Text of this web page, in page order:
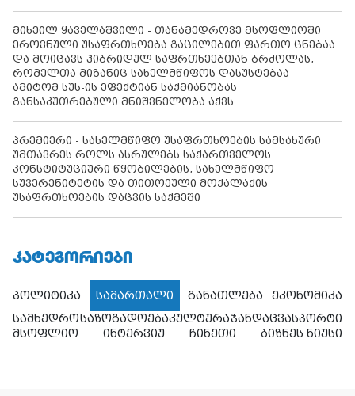
მიხეილ ყაველაშვილი - თანამედროვე მსოფლიოში
ეროვნული უსაფრთხოება გაცილებით ფართო ცნებაა
და მოიცავს ჰიბრიდულ საფრთხეებთან ბრძოლას,
რომელთა მიზანიც სახელმწიფოს დასუსტებაა -
ამიტომ სუს-ის ეფექტიან საქმიანობას
განსაკუთრებული მნიშვნელობა აქვს
პრემიერი - სახელმწიფო უსაფრთხოების სამსახური
უმთავრეს როლს ასრულებს საქართველოს
კონსტიტუციური წყობილების, სახელმწიფო
სუვერენიტეტის და თითოეული მოქალაქის
უსაფრთხოების დაცვის საქმეში
ᲙᲐᲢᲔᲒᲝᲠᲘᲔᲑᲘ
პოლიტიკა სამართალი განათლება
ეკონომიკა
სამხედროსაზოგადოებაკულტურაჯანდაცვასპორტი
მსოფლიო
ინტერვიუ ჩინეთი ბიზნეს ნიუსი